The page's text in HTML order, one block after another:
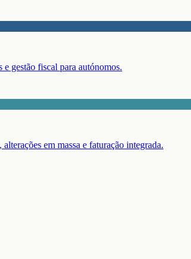
gestão fiscal para autónomos.
em massa e faturação integrada.